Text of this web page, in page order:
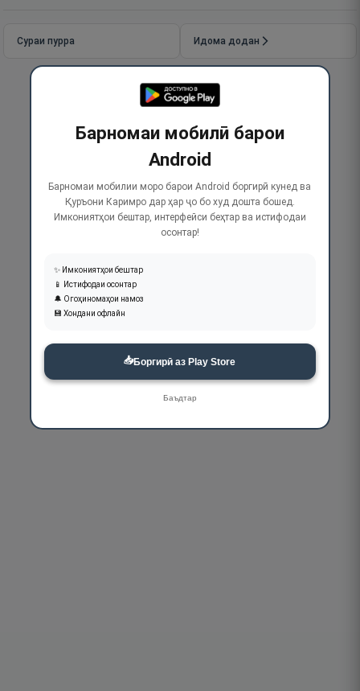
Сураи пурра Идома додан
Барномаи мобилӣ барои
Android
Барномаи мобилии моро барои Android боргирӣ кунед ва
Қуръони Каримро дар ҳар ҷо бо худ дошта бошед.
Имкониятҳои бештар, интерфейси беҳтар ва истифодаи
осонтар!
✨ Имкониятҳои бештар
📱 Истифодаи осонтар
🔔 Огоҳиномаҳои намоз
💾 Хондани офлайн
📥Боргирӣ аз Play Store
Баъдтар